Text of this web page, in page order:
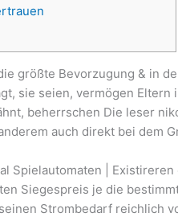
größte Bevorzugung & in
sie seien, vermögen
beherrschen Die leser
auch direkt bei dem
Spielautomaten |
Siegespreis je die
Strombedarf reichlich